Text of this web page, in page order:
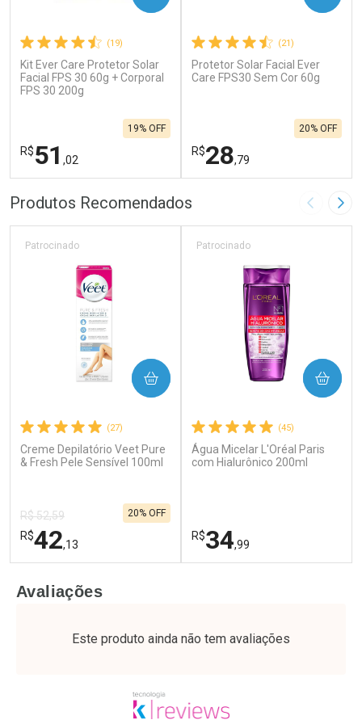
(19)
Kit Ever Care Protetor Solar
Facial FPS 30 60g + Corporal
FPS 30 200g
R$51 ,02
19% OFF
FECHAR
Laboratório
Ativar Desconto
Por R$ 51,02/cada
FECHAR
Por Menos
(21)
Protetor Solar Facial Ever
Care FPS30 Sem Cor 60g
R$28,79
20% OFF
Laboratório
Ativar Desconto
Por Menos
Produtos Recomendados Imagem
(27)
Creme Depilatório Veet Pure
& Fresh Pele Sensível 100ml
Patrocinado
R$ 52,59
R$42,13
20% OFF
COMPRAR
Laboratório
Por Menos
(45)
Água Micelar L'Oréal Paris
com Hialurônico 200ml
Patrocinado
R$34,99
COMPRAR
Laboratório
Por Menos
Avaliações
Este produto ainda não tem avaliações